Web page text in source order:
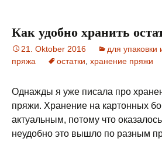
Как удобно хранить
21. Oktober 2016 для упаковки
пряжа
остатки хранение пряжи
Однажды я уже писала про
пряжи. Хранение на картонных
актуальным, потому что
неудобно это вышло по разным